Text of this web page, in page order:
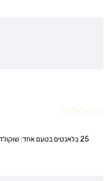
25 בלאנטים בטעם אחד: שוקולד, אבטיח, דבש, פסיפלורה, שמפניה, פטל,